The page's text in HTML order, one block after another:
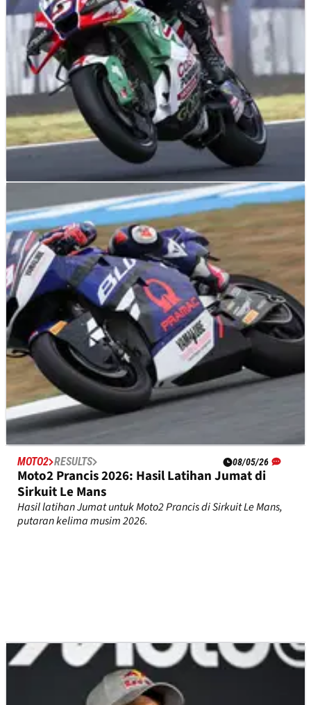
RESULTS 08/05/26
MotoGP Prancis 2026: Hasil Latihan Hari Jumat
di Sirkuit Le Mans
Hasil latihan hari Jumat untuk MotoGP Prancis di Sirkuit Le
Mans, putaran kelima dari musim 2026.
MOTO2 RESULTS 08/05/26
Moto2 Prancis 2026: Hasil Latihan Jumat di
Sirkuit Le Mans
Hasil latihan Jumat untuk Moto2 Prancis di Sirkuit Le Mans,
putaran kelima musim 2026.